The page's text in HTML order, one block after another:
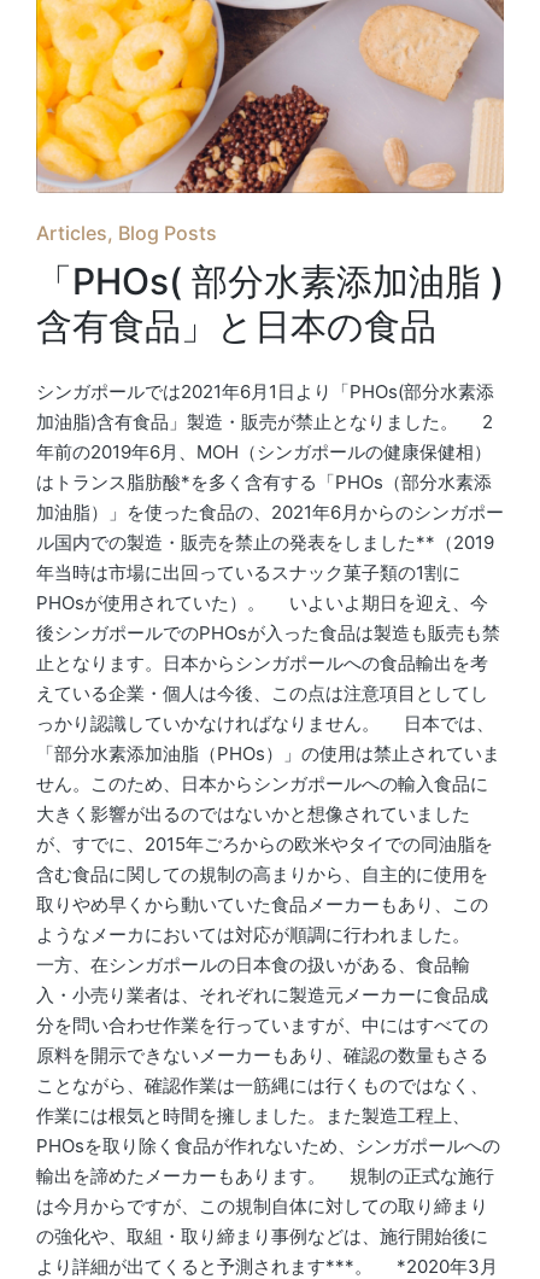
Posted
Articles Blog Posts
「PHOs( 部分水素添加油脂 )
含有食品」と日本の食品
シンガポールでは2021年6月1日より「PHOs(部分水素添
加油脂)含有食品」製造・販売が禁止となりました。 2
年前の2019年6月、MOH（シンガポールの健康保健相）
はトランス脂肪酸*を多く含有する「PHOs（部分水素添
加油脂）」を使った食品の、2021年6月からのシンガポー
ル国内での製造・販売を禁止の発表をしました**（2019
年当時は市場に出回っているスナック菓子類の1割に
PHOsが使用されていた）。 いよいよ期日を迎え、今
後シンガポールでのPHOsが入った食品は製造も販売も禁
止となります。日本からシンガポールへの食品輸出を考
えている企業・個人は今後、この点は注意項目としてし
っかり認識していかなければなりません。 日本では、
「部分水素添加油脂（PHOs）」の使用は禁止されていま
せん。このため、日本からシンガポールへの輸入食品に
大きく影響が出るのではないかと想像されていました
が、すでに、2015年ごろからの欧米やタイでの同油脂を
含む食品に関しての規制の高まりから、自主的に使用を
取りやめ早くから動いていた食品メーカーもあり、この
ようなメーカにおいては対応が順調に行われました。
一方、在シンガポールの日本食の扱いがある、食品輸
入・小売り業者は、それぞれに製造元メーカーに食品成
分を問い合わせ作業を行っていますが、中にはすべての
原料を開示できないメーカーもあり、確認の数量もさる
ことながら、確認作業は一筋縄には行くものではなく、
作業には根気と時間を擁しました。また製造工程上、
PHOsを取り除く食品が作れないため、シンガポールへの
輸出を諦めたメーカーもあります。 規制の正式な施行
は今月からですが、この規制自体に対しての取り締まり
の強化や、取組・取り締まり事例などは、施行開始後に
より詳細が出てくると予測されます***。 *2020年3月